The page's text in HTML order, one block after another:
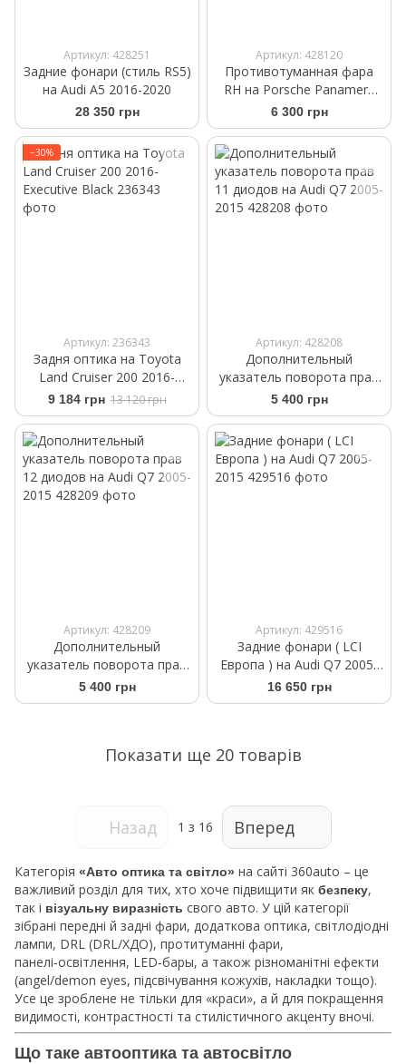
Артикул: 428251
Задние фонари (стиль RS5)
на Audi A5 2016-2020
28 350 грн
Артикул: 428120
Противотуманная фара
RH на Porsche Panamera
2009-2013
6 300 грн
−30%
Артикул: 236343
Задня оптика на Toyota
Land Cruiser 200 2016-
Executive Black
9 184 грн 13 120 грн
Артикул: 428208
Дополнительный
указатель поворота прав
11 диодов на Audi Q7 2005-
2015
5 400 грн
Артикул: 428209
Дополнительный
указатель поворота прав
12 диодов на Audi Q7 2005-
2015
5 400 грн
Артикул: 429516
Задние фонари ( LCI
Европа ) на Audi Q7 2005-
2015
16 650 грн
Показати ще 20 товарів
Назад 1 з 16 Вперед
Категорія «Авто оптика та світло» на сайті 360auto – це
важливий розділ для тих, хто хоче підвищити як безпеку,
так і візуальну виразність свого авто. У цій категорії
зібрані передні й задні фари, додаткова оптика, світлодіодні
лампи, DRL (DRL/ХДО), протитуманні фари,
панелі‑освітлення, LED‑бары, а також різноманітні ефекти
(angel/demon eyes, підсвічування кожухів, накладки тощо).
Усе це зроблене не тільки для «краси», а й для покращення
видимості, контрастності та стилістичного акценту вночі.
Що таке автооптика та автосвітло